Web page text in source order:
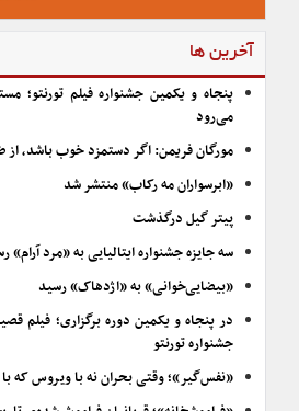
آخرین ها
پنجاه و یکمین جشنواره فیلم تورنتو؛
می‌رود
مورگان فریمن: اگر دستمزد خوب باشد،
«ابرسواران مه رکاب» منتشر شد
پیتر گیل درگذشت
سه جایزه جشنواره ایتالیایی به «مرد آرام»
«بیضایی‌خوانی» به «اژدهاک» رسید
در پنجاه و یکمین دوره برگزاری؛
جشنواره تورنتو
«نفس‌گیر»؛ وقتی بحران نه با ویروس که